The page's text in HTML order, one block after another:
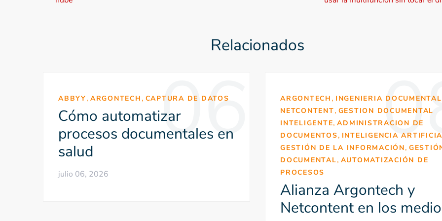
Relacionados
06
ABBYY, ARGONTECH , CAPTURA DE DATOS
Cómo automatizar
procesos documentales en
salud
julio 06, 2026
ARGONTECH , INGENIERIA DOCUMENTAL
NETCONTENT, GESTION DOCUMENTAL
INTELIGENTE,ADMINISTRACION DE
DOCUMENTOS, INTELIGENCIA
GESTIÓN DE LA INFORMACIÓN,
DOCUMENTAL, AUTOMATIZACIÓN DE
PROCESOS
Alianza Argontech y
Netcontent en los